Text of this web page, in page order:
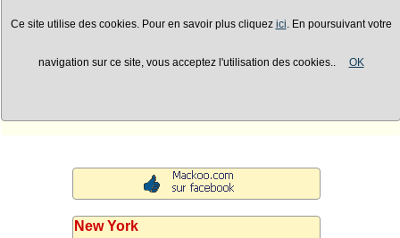
Ce site utilise des cookies. Pour en savoir plus cliquez ici . En poursuivant votre
navigation sur ce site, vous acceptez l'utilisation des cookies.. OK
New York